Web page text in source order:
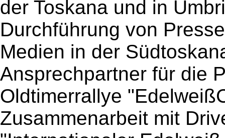
der Toskana und in
Durchführung von
Medien in der
Ansprechpartner für die
Oldtimerrallye
Zusammenarbeit mit